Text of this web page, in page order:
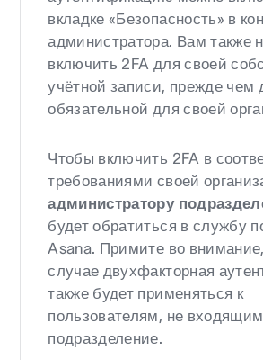
вкладке «Безопасность» в
администратора. Вам также
включить 2FA для своей
учётной записи, прежде чем
обязательной для своей
Чтобы включить 2FA в
требованиями своей
администратору
будет обратиться в службу
Asana. Примите во
случае двухфакторная
также будет применяться к
пользователям, не
подразделение.